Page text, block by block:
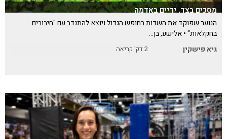
מסכים בצד, ידיים באדמה
הנוער שפוקד את השדות בחופש הגדול ויוצא להתנדב עם "חיבורים
בחקלאות" • אלישע, בן…
גיא פישקין
2דק' קריאה